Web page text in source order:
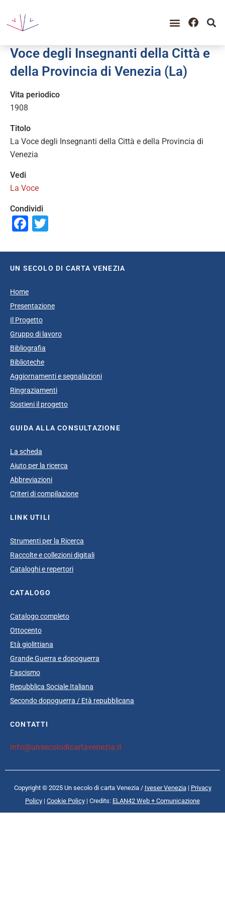
Voce degli Insegnanti della Città e
della Provincia di Venezia (La)
Vita periodico
1908
Titolo
La Voce degli Insegnanti della Città e della Provincia di
Venezia
Vedi
La Voce
Condividi
Facebook
UN SECOLO DI CARTA VENEZIA
Home
Presentazione
Il Progetto
Gruppo di lavoro
Bibliografia
Biblioteche
Aggiornamenti e segnalazioni
Ringraziamenti
Sostieni il progetto
GUIDA ALLA CONSULTAZIONE
La scheda
Aiuto per la ricerca
Abbreviazioni
Criteri di compilazione
LINK UTILI
Strumenti per la Ricerca
Raccolte e collezioni digitali
Cataloghi e repertori
CATALOGO
Catalogo completo
Ottocento
Età giolittiana
Grande Guerra e dopoguerra
Fascismo
Repubblica Sociale Italiana
Secondo dopoguerra / Età repubblicana
CONTATTI
info@unsecolodicartavenezia.it
Copyright © 2025 Un secolo di carta Venezia / Iveser Venezia| Privacy
Policy | Cookie Policy | Credits: ELAN42 Web + Comunicazione